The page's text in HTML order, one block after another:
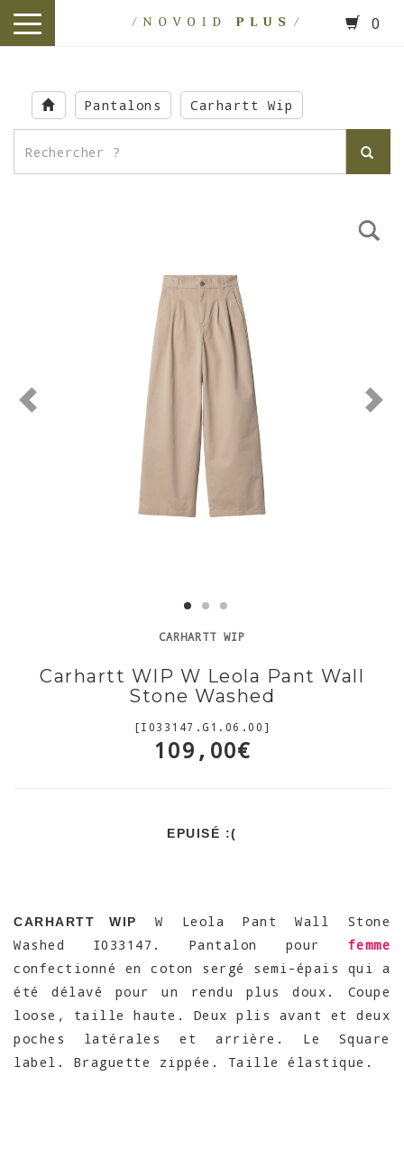
main
content
toggle
0
Pantalons Carhartt Wip
CARHARTT WIP
Carhartt WIP W Leola Pant Wall
Stone Washed
[I033147.G1.06.00]
109,00€
EPUISÉ :(
CARHARTT WIP
W Leola Pant Wall Stone
Washed I033147. Pantalon pour femme
confectionné en coton sergé semi-épais qui a
été délavé pour un rendu plus doux. Coupe
loose, taille haute. Deux plis avant et deux
poches latérales et arrière. Le Square
label. Braguette zippée. Taille élastique.